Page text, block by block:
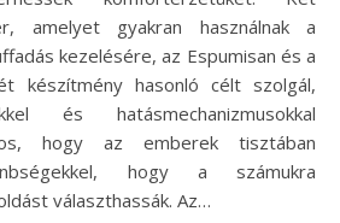
amelyet gyakran használnak a
kezelésére, az Espumisan és a
készítmény hasonló célt szolgál,
és hatásmechanizmusokkal
hogy az emberek tisztában
hogy a számukra
választhassák. Az…